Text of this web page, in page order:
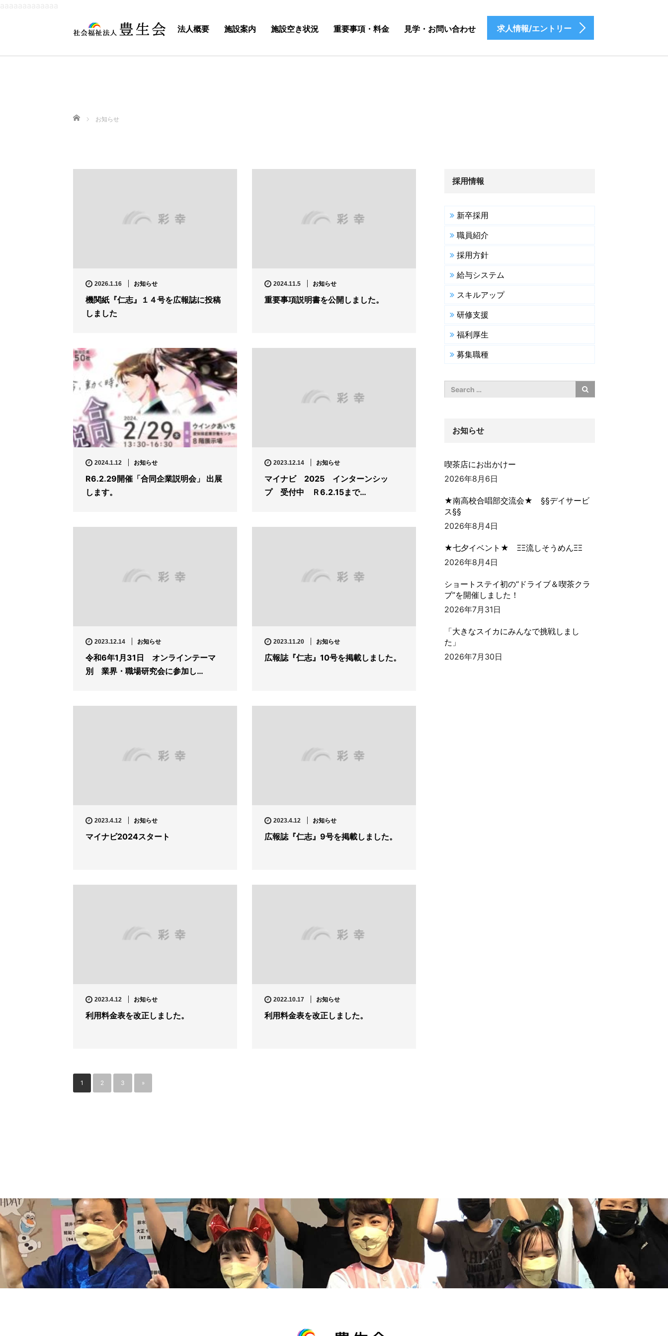
法人概要 施設案内 施設空き状況 重要事項・料金 見学・お問い合わせ 求人情報/エントリー
ホーム お知らせ
2026.1.16 お知らせ
機関紙『仁志』１４号を広報誌に投稿
しました
2024.11.5 お知らせ
重要事項説明書を公開しました。
2024.1.12 お知らせ
R6.2.29開催「合同企業説明会」 出展
します。
2023.12.14 お知らせ
マイナビ 2025 インターンシッ
プ 受付中 Ｒ6.2.15まで…
2023.12.14 お知らせ
令和6年1月31日 オンラインテーマ
別 業界・職場研究会に参加し…
2023.11.20 お知らせ
広報誌『仁志』10号を掲載しました。
2023.4.12 お知らせ
マイナビ2024スタート
2023.4.12 お知らせ
広報誌『仁志』9号を掲載しました。
2023.4.12 お知らせ
利用料金表を改正しました。
2022.10.17 お知らせ
利用料金表を改正しました。
1 2 3 »
採用情報
新卒採用
職員紹介
採用方針
給与システム
スキルアップ
研修支援
福利厚生
募集職種
お知らせ
喫茶店にお出かけー
2026年8月6日
★南高校合唱部交流会★ §§デイサービ
ス§§
2026年8月4日
★七夕イベント★ ΞΞ流しそうめんΞΞ
2026年8月4日
ショートステイ初の“ドライブ＆喫茶クラ
ブ”を開催しました！
2026年7月31日
「大きなスイカにみんなで挑戦しまし
た」
2026年7月30日